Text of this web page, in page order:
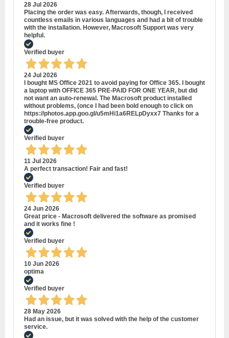
28 Jul 2026
Placing the order was easy. Afterwards, though, I received
countless emails in various languages and had a bit of trouble
with the installation. However, Macrosoft Support was very
helpful.
Verified buyer
24 Jul 2026
I bought MS Office 2021 to avoid paying for Office 365. I bought
a laptop with OFFICE 365 PRE-PAID FOR ONE YEAR, but did
not want an auto-renewal. The Macrosoft product installed
without problems, (once I had been bold enough to click on
https://photos.app.goo.gl/u5mHi1a6RELpDyxx7 Thanks for a
trouble-free product.
Verified buyer
11 Jul 2026
A perfect transaction! Fair and fast!
Verified buyer
24 Jun 2026
Great price - Macrosoft delivered the software as promised
and it works fine !
Verified buyer
10 Jun 2026
optima
Verified buyer
28 May 2026
Had an issue, but it was solved with the help of the customer
service.